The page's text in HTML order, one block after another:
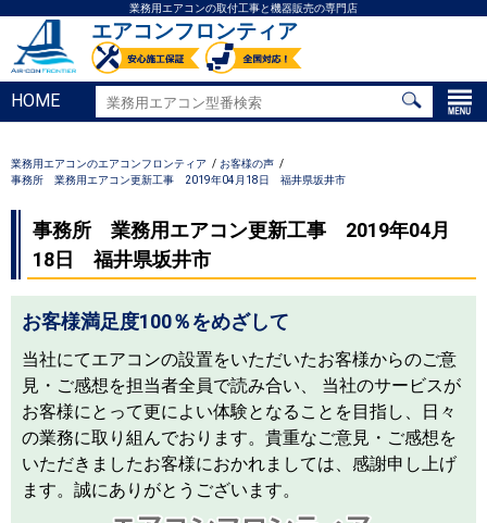
業務用エアコンの取付工事と機器販売の専門店
エアコンフロンティア
HOME
業務用エアコンのエアコンフロンティア
お客様の声
事務所 業務用エアコン更新工事 2019年04月18日 福井県坂井市
事務所 業務用エアコン更新工事 2019年04月
18日 福井県坂井市
お客様満足度100％をめざして
当社にてエアコンの設置をいただいたお客様からのご意
見・ご感想を担当者全員で読み合い、 当社のサービスが
お客様にとって更によい体験となることを目指し、日々
の業務に取り組んでおります。貴重なご意見・ご感想を
いただきましたお客様におかれましては、感謝申し上げ
ます。誠にありがとうございます。